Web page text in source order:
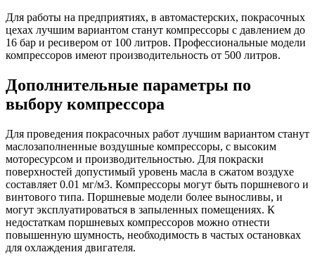
Для работы на предприятиях, в автомастерских, покрасочных
цехах лучшим вариантом станут компрессоры с давлением до
16 бар и ресивером от 100 литров. Профессиональные модели
компрессоров имеют производительность от 500 литров.
Дополнительные параметры по
выбору компрессора
Для проведения покрасочных работ лучшим вариантом станут
маслозаполненные воздушные компрессоры, с высоким
моторесурсом и производительностью. Для покраски
поверхностей допустимый уровень масла в сжатом воздухе
составляет 0.01 мг/м3. Компрессоры могут быть поршневого и
винтового типа. Поршневые модели более выносливы, и
могут эксплуатироваться в запыленных помещениях. К
недостаткам поршневых компрессоров можно отнести
повышенную шумность, необходимость в частых остановках
для охлаждения двигателя.